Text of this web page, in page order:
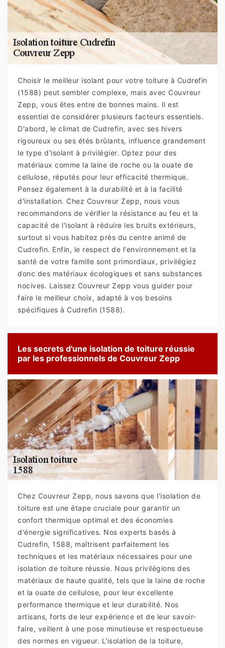
Choisir le meilleur isolant pour votre toiture à Cudrefin
(1588) peut sembler complexe, mais avec Couvreur
Zepp, vous êtes entre de bonnes mains. Il est
essentiel de considérer plusieurs facteurs essentiels.
D'abord, le climat de Cudrefin, avec ses hivers
rigoureux ou ses étés brûlants, influence grandement
le type d'isolant à privilégier. Optez pour des
matériaux comme la laine de roche ou la ouate de
cellulose, réputés pour leur efficacité thermique.
Pensez également à la durabilité et à la facilité
d'installation. Chez Couvreur Zepp, nous vous
recommandons de vérifier la résistance au feu et la
capacité de l'isolant à réduire les bruits extérieurs,
surtout si vous habitez près du centre animé de
Cudrefin. Enfin, le respect de l'environnement et la
santé de votre famille sont primordiaux, privilégiez
donc des matériaux écologiques et sans substances
nocives. Laissez Couvreur Zepp vous guider pour
faire le meilleur choix, adapté à vos besoins
spécifiques à Cudrefin (1588).
Les secrets d'une isolation de toiture réussie
par les professionnels de Couvreur Zepp
Chez Couvreur Zepp, nous savons que l'isolation de
toiture est une étape cruciale pour garantir un
confort thermique optimal et des économies
d'énergie significatives. Nos experts basés à
Cudrefin, 1588, maîtrisent parfaitement les
techniques et les matériaux nécessaires pour une
isolation de toiture réussie. Nous privilégions des
matériaux de haute qualité, tels que la laine de roche
et la ouate de cellulose, pour leur excellente
performance thermique et leur durabilité. Nos
artisans, forts de leur expérience et de leur savoir-
faire, veillent à une pose minutieuse et respectueuse
des normes en vigueur. L'isolation de la toiture,